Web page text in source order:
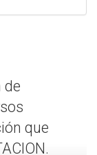
de
que